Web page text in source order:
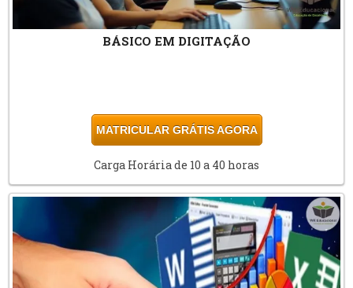
BÁSICO EM DIGITAÇÃO
MATRICULAR GRÁTIS AGORA
Carga Horária de 10 a 40 horas